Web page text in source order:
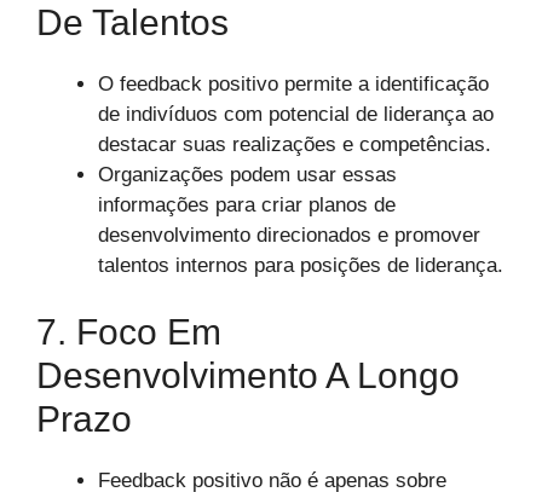
De Talentos
O feedback positivo permite a identificação
de indivíduos com potencial de liderança ao
destacar suas realizações e competências.
Organizações podem usar essas
informações para criar planos de
desenvolvimento direcionados e promover
talentos internos para posições de liderança.
7. Foco Em
Desenvolvimento A Longo
Prazo
Feedback positivo não é apenas sobre